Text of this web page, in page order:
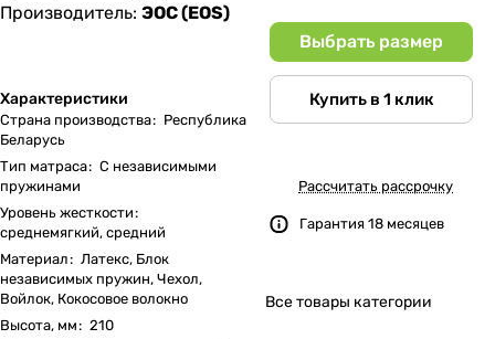
Производитель: ЭОС (EOS)
Характеристики
Страна производства: Республика
Беларусь
Тип матраса: С независимыми
пружинами
Уровень жесткости:
среднемягкий, средний
Материал: Латекс, Блок
независимых пружин, Чехол,
Войлок, Кокосовое волокно
Высота, мм: 210
Выбрать размер
Купить в 1 клик
Рассчитать рассрочку
Гарантия 18 месяцев
Все товары категории